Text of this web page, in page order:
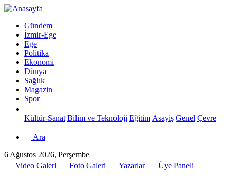
Gündem
İzmir-Ege
Ege
Politika
Ekonomi
Dünya
Sağlık
Magazin
Spor
Kültür-Sanat Bilim ve Teknoloji Eğitim Asayiş Genel Çevre
Ara
6 Ağustos 2026, Perşembe
Video Galeri
Foto Galeri Yazarlar
Üye Paneli